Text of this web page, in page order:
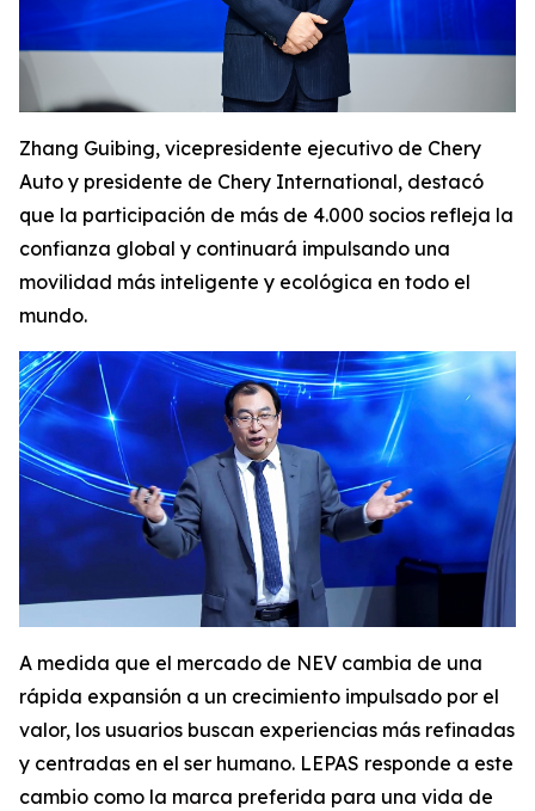
Zhang Guibing, vicepresidente ejecutivo de Chery
Auto y presidente de Chery International, destacó
que la participación de más de 4.000 socios refleja la
confianza global y continuará impulsando una
movilidad más inteligente y ecológica en todo el
mundo.
A medida que el mercado de NEV cambia de una
rápida expansión a un crecimiento impulsado por el
valor, los usuarios buscan experiencias más refinadas
y centradas en el ser humano. LEPAS responde a este
cambio como la marca preferida para una vida de